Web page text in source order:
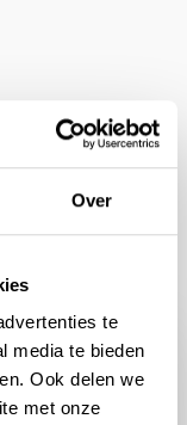
Over
te
media te bieden
Ook delen we
met onze
om ons team te
op met onze
heb jij